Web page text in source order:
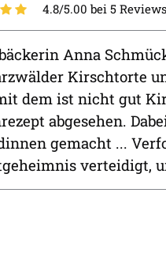
4.8/5.00 bei 5
Anna
Kirschtorte
dem ist nicht gut
abgesehen.
gemacht ...
verteidigt,